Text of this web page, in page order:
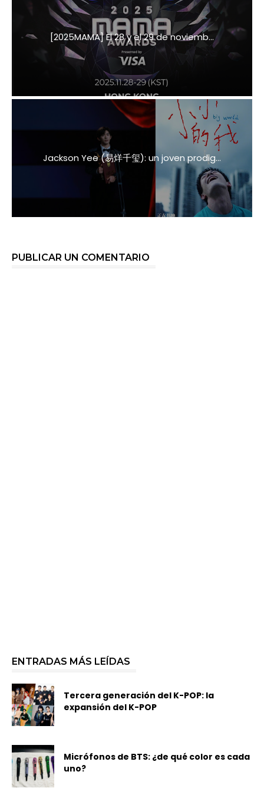
[2025MAMA] El 28 y el 29 de noviemb...
Jackson Yee (易烊千玺): un joven prodig...
PUBLICAR UN COMENTARIO
ENTRADAS MÁS LEÍDAS
Tercera generación del K-POP: la
expansión del K-POP
Micrófonos de BTS: ¿de qué color es cada
uno?